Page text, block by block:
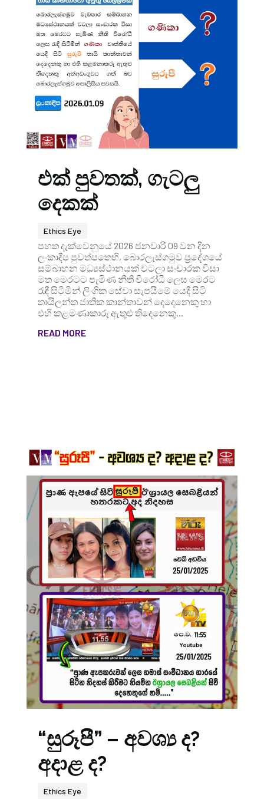
එක් පුවතක්, ගැටලු
දෙකක්
Ethics Eye
පහත දැක්වෙනුයේ 2026 ජනවාරි 09 වන දින
ලංකාදීප පුවත්පතෙහි, බොරලැස්ගමුව ප්‍රදේශයේ
සම්බාහන මධ්‍යස්ථානයක් වටලා සංචාරක වීසා
මත මෙරටට පැමිණ නීති විරෝධී ලෙස මෙරට
රැඳී සිටිමින් ලිංගික සේවා සැපයීමේ යෙදී සිටි
තායිලන්ත ජාතික කාන්තාවන් දෙදෙනෙකු හා
එහි කළමණාකාරු ඇතුළු තිදෙනෙකු...
READ MORE
“සුරූපී” – අවශ්‍ය ද?
අදාළ ද?
Ethics Eye